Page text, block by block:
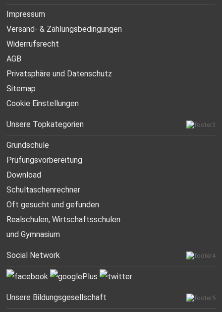
Impressum
Versand- & Zahlungsbedingungen
Widerrufsrecht
AGB
Privatsphäre und Datenschutz
Sitemap
Cookie Einstellungen
Unsere Topkategorien
Grundschule
Prüfungsvorbereitung
Download
Schultaschenrechner
Oft gesucht und gefunden
Realschulen,Wirtschaftsschulen
und Gymnasium
Social Network
Unsere Bildungsgesellschaft